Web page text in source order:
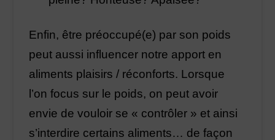
Enfin, être préoccupé(e) par son poids
peut aussi influencer notre apport en
aliments plaisirs / réconforts. Lorsque
l’on focus sur le poids, on peut avoir
envie de vouloir se « contrôler » et ainsi
s’interdire certains aliments… de façon